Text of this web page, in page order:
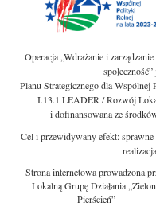
Operacja „Wdrażanie i
Planu Strategicznego dla
I.13.1 LEADER / Rozwój
i dofinansowana ze
Cel i przewidywany efekt:
Strona internetowa prowadzona
Lokalną Grupę Działania
Pierścień”